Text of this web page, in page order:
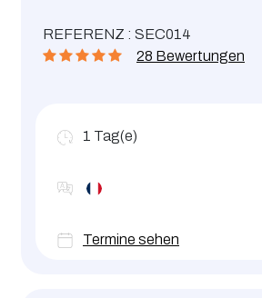
REFERENZ : SEC014
28 Bewertungen
1 Tag(e)
Termine sehen